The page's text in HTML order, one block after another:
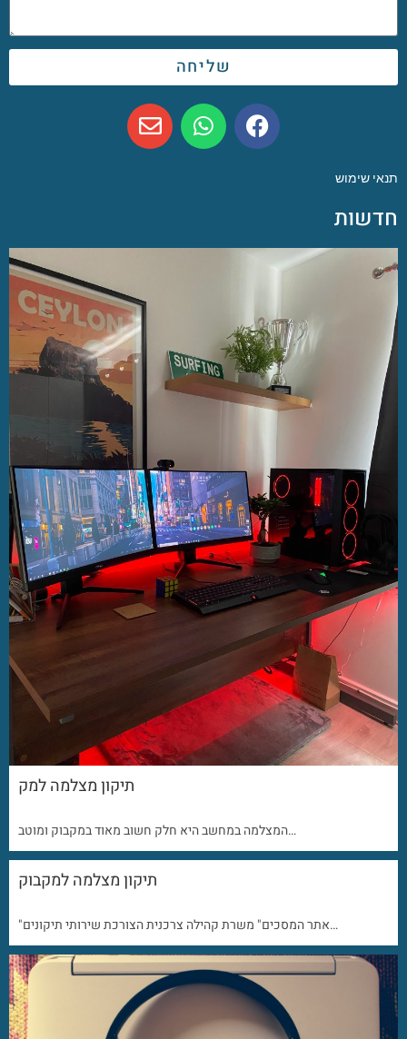
שליחה
תנאי שימוש
חדשות
תיקון מצלמה למק
המצלמה במחשב היא חלק חשוב מאוד במקבוק ומוטב…
תיקון מצלמה למקבוק
"אתר המסכים" משרת קהילה צרכנית הצורכת שירותי תיקונים…